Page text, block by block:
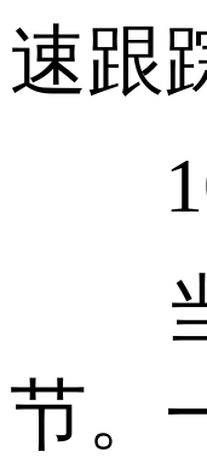
速跟
10
当
节。